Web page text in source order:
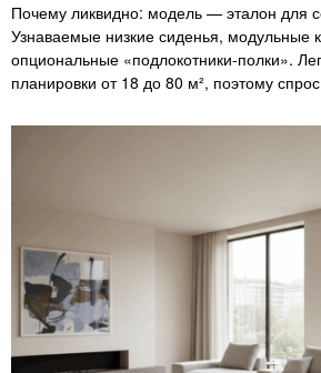
Почему ликвидно: модель — эталон для
Узнаваемые низкие сиденья, модульные
опциональные «подлокотники-полки».
планировки от 18 до 80 м², поэтому